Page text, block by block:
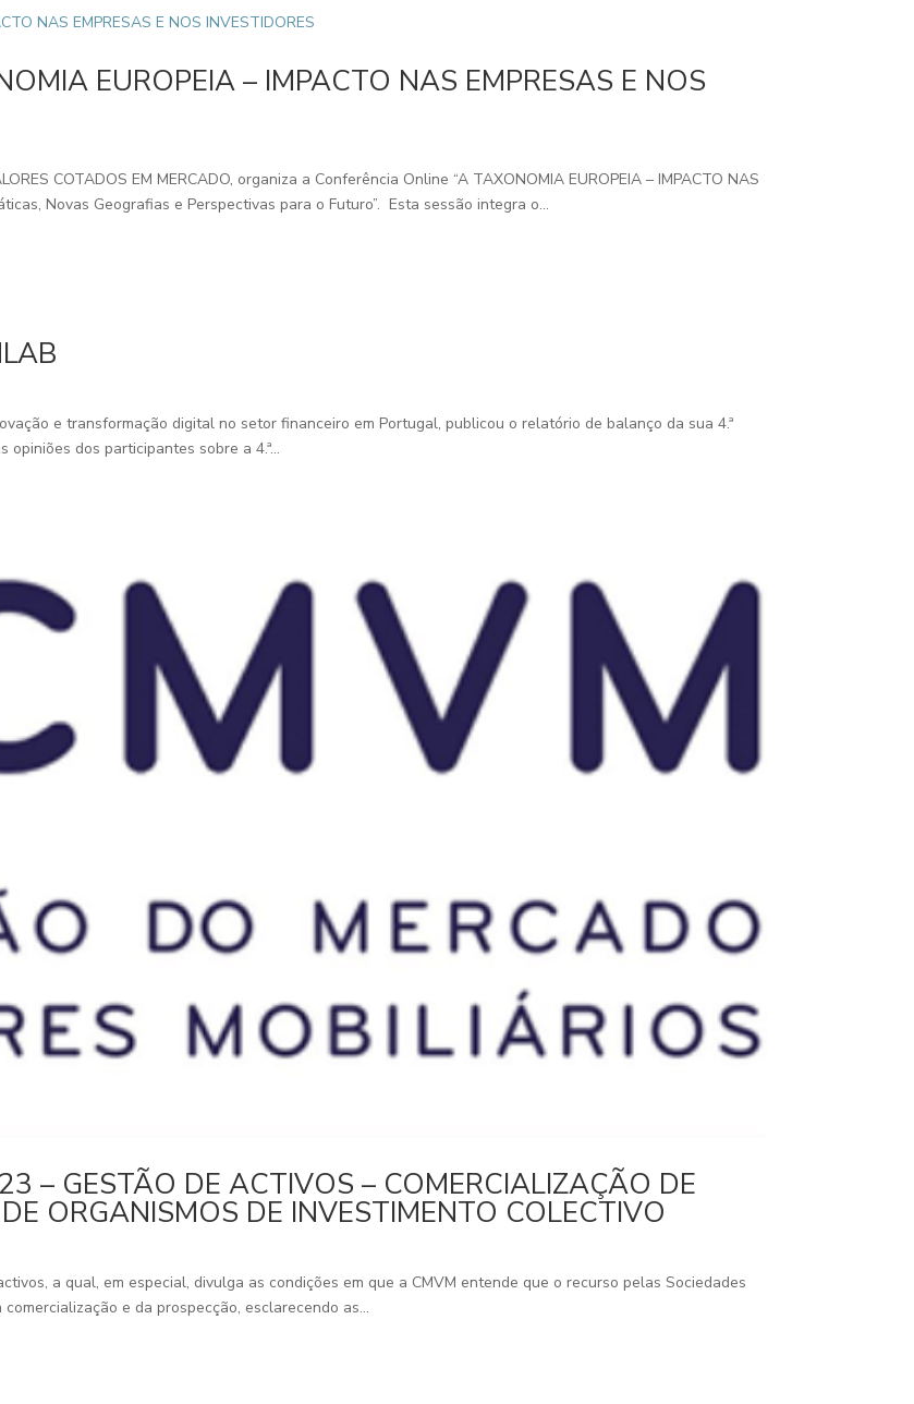
EUROPEIA – IMPACTO NAS EMPRESAS E NOS
COTADOS EM MERCADO, organiza a Conferência Online “A TAXONOMIA EUROPEIA – IMPACTO NAS
Novas Geografias e Perspectivas para o Futuro”. Esta sessão integra o...
e transformação digital no setor financeiro em Portugal, publicou o relatório de balanço da sua 4.ª
dos participantes sobre a 4.ª...
– GESTÃO DE ACTIVOS – COMERCIALIZAÇÃO DE
ORGANISMOS DE INVESTIMENTO COLECTIVO
a qual, em especial, divulga as condições em que a CMVM entende que o recurso pelas Sociedades
e da prospecção, esclarecendo as...